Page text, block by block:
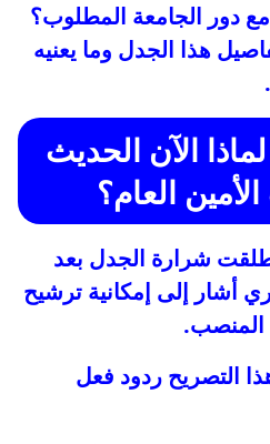
دور الجامعة المطلوب؟
هذا الجدل وما يعنيه
الآن الحديث
العام؟
شرارة الجدل بعد
أشار إلى إمكانية ترشيح
التصريح ردود فعل